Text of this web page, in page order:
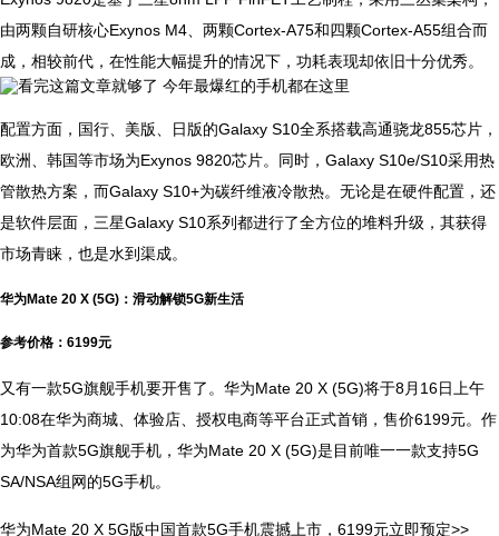
由两颗自研核心Exynos M4、两颗Cortex-A75和四颗Cortex-A55组合而
成，相较前代，在性能大幅提升的情况下，功耗表现却依旧十分优秀。
配置方面，国行、美版、日版的Galaxy S10全系搭载高通骁龙855芯片，
欧洲、韩国等市场为Exynos 9820芯片。同时，Galaxy S10e/S10采用热
管散热方案，而Galaxy S10+为碳纤维液冷散热。无论是在硬件配置，还
是软件层面，三星Galaxy S10系列都进行了全方位的堆料升级，其获得
市场青睐，也是水到渠成。
华为Mate 20 X (5G)：滑动解锁5G新生活
参考价格：6199元
又有一款5G旗舰手机要开售了。华为Mate 20 X (5G)将于8月16日上午
10:08在华为商城、体验店、授权电商等平台正式首销，售价6199元。作
为华为首款5G旗舰手机，华为Mate 20 X (5G)是目前唯一一款支持5G
SA/NSA组网的5G手机。
华为Mate 20 X 5G版中国首款5G手机震撼上市，6199元立即预定>>